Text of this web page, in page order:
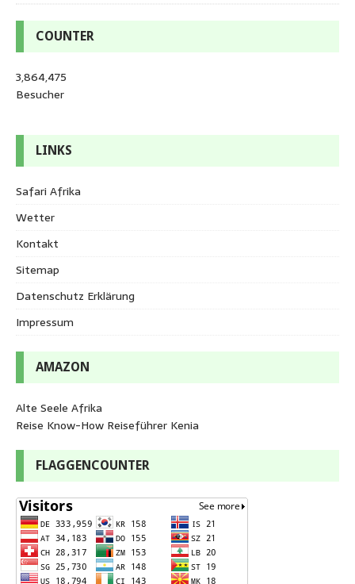
COUNTER
3,864,475
Besucher
LINKS
Safari Afrika
Wetter
Kontakt
Sitemap
Datenschutz Erklärung
Impressum
AMAZON
Alte Seele Afrika
Reise Know-How Reiseführer Kenia
FLAGGENCOUNTER